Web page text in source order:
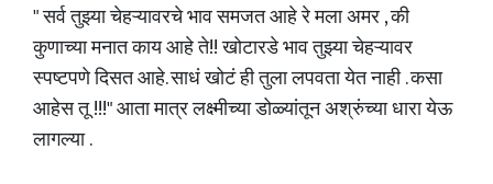
" सर्व तुझ्या चेहऱ्यावरचे भाव समजत आहे रे मला अमर , की
कुणाच्या मनात काय आहे ते!! खोटारडे भाव तुझ्या चेहऱ्यावर
स्पष्टपणे दिसत आहे. साधं खोटं ही तुला लपवता येत नाही . कसा
आहेस तू !!!" आता मात्र लक्ष्मीच्या डोळ्यांतून अश्रुंच्या धारा येऊ
लागल्या .